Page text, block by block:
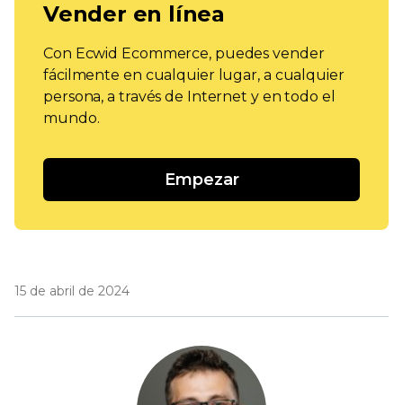
Vender en línea
Con Ecwid Ecommerce, puedes vender
fácilmente en cualquier lugar, a cualquier
persona, a través de Internet y en todo el
mundo.
Empezar
15 de abril de 2024